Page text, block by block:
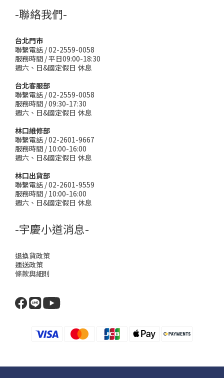
-聯絡我們-
台北門市
聯繫電話 / 02-2559-0058
服務時間 / 平日09:00-18:30
週六、日&國定假日 休息
台北客服部
聯繫電話 / 02-2559-0058
服務時間 / 09:30-17:30
週六、日&國定假日 休息
林口維修部
聯繫電話 / 02-2601-9667
服務時間 / 10:00-16:00
週六、日&國定假日 休息
林口出貨部
聯繫電話 / 02-2601-9559
服務時間 / 10:00-16:00
週六、日&國定假日 休息
-宇慶小道消息-
退換貨政策
運送政策
條款與細則